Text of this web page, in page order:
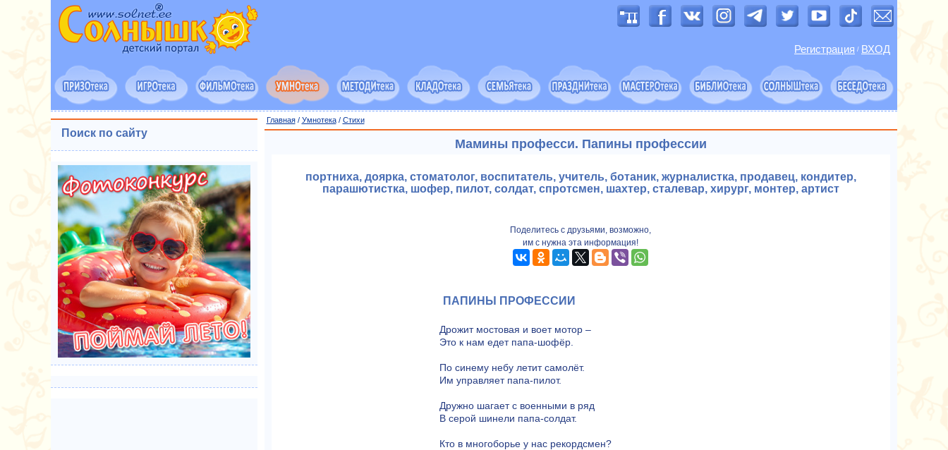
Регистрация / ВХОД
Главная/ Умнотека/ Cтихи
Мамины професси. Папины профессии
портниха, доярка, стоматолог, воспитатель, учитель, ботаник, журналистка, продавец, кондитер,
парашютистка, шофер, пилот, солдат, спротсмен, шахтер, сталевар, хирург, монтер, артист
Поделитесь с друзьями, возможно,
им с нужна эта информация!
ПАПИНЫ ПРОФЕССИИ
Дрожит мостовая и воет мотор –
Это к нам едет папа-шофёр.
По синему небу летит самолёт.
Им управляет папа-пилот.
Дружно шагает с военными в ряд
В серой шинели папа-солдат.
Кто в многоборье у нас рекордсмен?
Поиск по сайту